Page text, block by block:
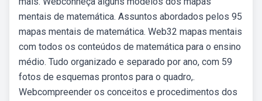
mentais de matemática. Assuntos abordados pelos 95
mapas mentais de matemática. Web32 mapas mentais
com todos os conteúdos de matemática para o ensino
médio. Tudo organizado e separado por ano, com 59
fotos de esquemas prontos para o quadro,.
Webcompreender os conceitos e procedimentos dos